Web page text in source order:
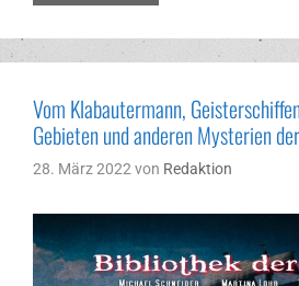
Vom Klabautermann,
Gebieten und anderen Mysterien
28. März 2022 von Redaktion